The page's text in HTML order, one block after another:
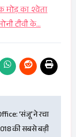
का श्वेता
टीवी के…
‘संजू’ ने रचा
की सबसे बड़ी